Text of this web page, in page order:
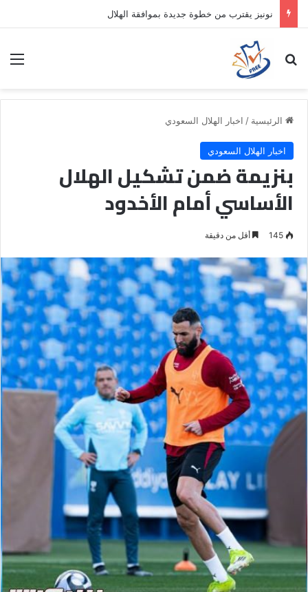
نونيز يقترب من خطوة جديدة بموافقة الهلال
بحث عن
الرئيسية / اخبار الهلال السعودي
اخبار الهلال السعودي
بنزيمة ضمن تشكيل الهلال
الأساسي أمام الأخدود
145 أقل من دقيقة